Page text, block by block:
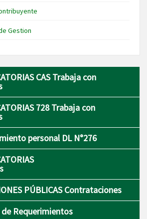
Gestion
CAS Trabaja con
728 Trabaja con
personal DL N°276
PÚBLICAS Contrataciones
Requerimientos